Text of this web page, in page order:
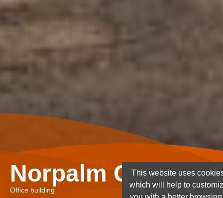
Norpalm Ghana
Office building
This website uses
which will help to